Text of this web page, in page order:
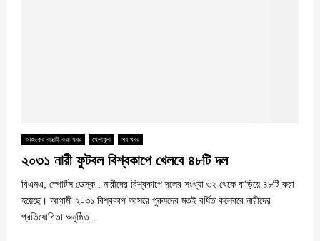
আজকের বাছাই করা খবর খেলাধূলা সব খবর
২০৩১ নারী ফুটবল বিশ্বকাপে খেলবে ৪৮টি দল
বিএনএ, স্পোর্টস ডেস্ক : নারীদের বিশ্বকাপে দলের সংখ্যা ৩২ থেকে বাড়িয়ে ৪৮টি করা
হয়েছে। আগামী ২০৩১ বিশ্বকাপ আসরে পুরুষদের মতই বর্ধিত কলেবরে নারীদের
প্রতিযোগিতা অনুষ্ঠিত...